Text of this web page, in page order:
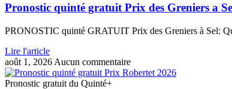
Pronostic quinté gratuit Prix des Greniers a
PRONOSTIC quinté GRATUIT Prix des Greniers à Sel:
Lire l'article
août 1, 2026 Aucun commentaire
Pronostic gratuit du Quinté+